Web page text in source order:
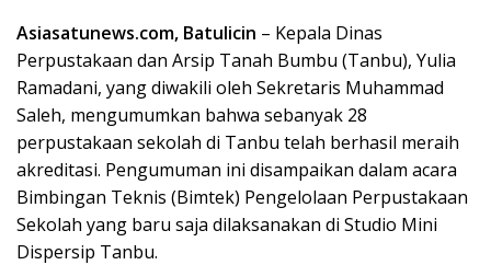
e
b
o
o
k
itt
er
ai
l
at
s
A
p
p
e ar
e
Asiasatunews.com, Batulicin – Kepala Dinas
Perpustakaan dan Arsip Tanah Bumbu (Tanbu), Yulia
Ramadani, yang diwakili oleh Sekretaris Muhammad
Saleh, mengumumkan bahwa sebanyak 28
perpustakaan sekolah di Tanbu telah berhasil meraih
akreditasi. Pengumuman ini disampaikan dalam acara
Bimbingan Teknis (Bimtek) Pengelolaan Perpustakaan
Sekolah yang baru saja dilaksanakan di Studio Mini
Dispersip Tanbu.